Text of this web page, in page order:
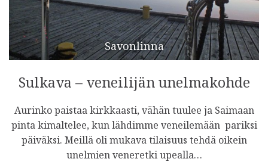
Savonlinna
Sulkava – veneilijän unelmakohde
Aurinko paistaa kirkkaasti, vähän tuulee ja Saimaan
pinta kimaltelee, kun lähdimme veneilemään pariksi
päiväksi. Meillä oli mukava tilaisuus tehdä oikein
unelmien veneretki upealla…